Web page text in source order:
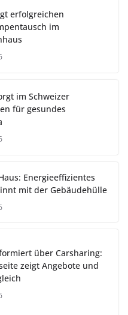
erfolgreichen
im
im Schweizer
für gesundes
Energieeffizientes
mit der Gebäudehülle
über Carsharing:
zeigt Angebote und